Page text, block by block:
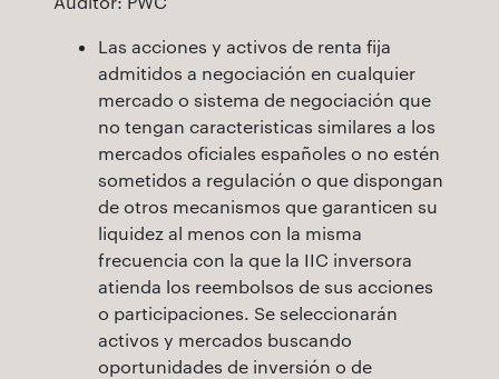
Las acciones y activos de renta fija
admitidos a negociación en cualquier
mercado o sistema de negociación que
no tengan caracteristicas similares a los
mercados oficiales españoles o no estén
sometidos a regulación o que dispongan
de otros mecanismos que garanticen su
liquidez al menos con la misma
frecuencia con la que la IIC inversora
atienda los reembolsos de sus acciones
o participaciones. Se seleccionarán
activos y mercados buscando
oportunidades de inversión o de